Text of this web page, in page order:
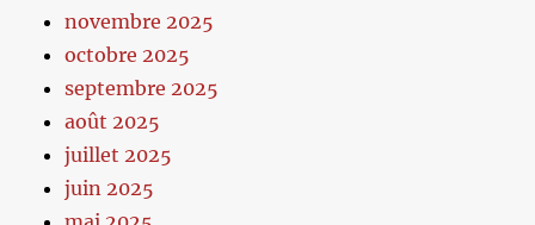
novembre 2025
octobre 2025
septembre 2025
août 2025
juillet 2025
juin 2025